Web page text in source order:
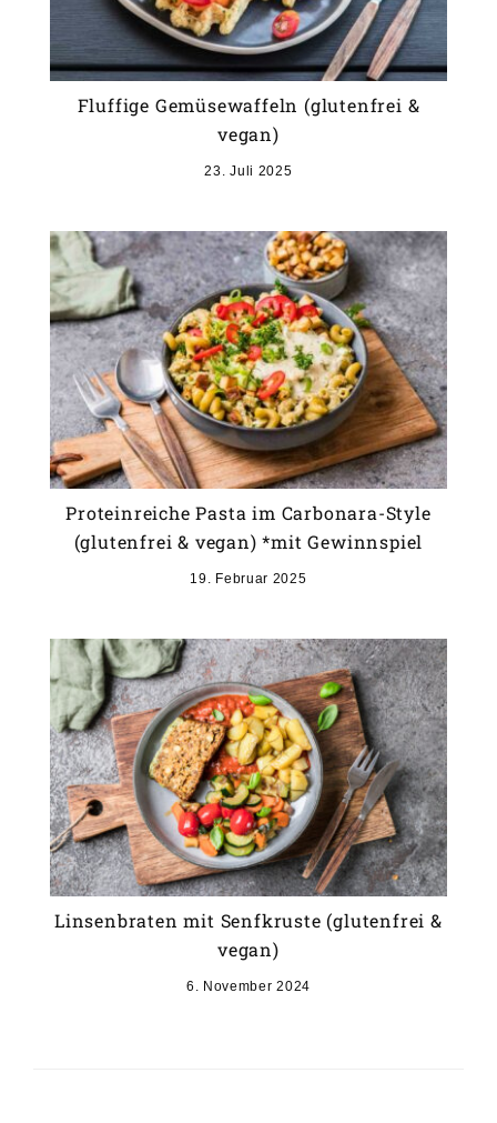
Fluffige Gemüsewaffeln (glutenfrei &
vegan)
23. Juli 2025
Proteinreiche Pasta im Carbonara-Style
(glutenfrei & vegan) *mit Gewinnspiel
19. Februar 2025
Linsenbraten mit Senfkruste (glutenfrei &
vegan)
6. November 2024